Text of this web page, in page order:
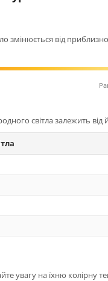
змінюється від
світла залежить
увагу на їхню колірну